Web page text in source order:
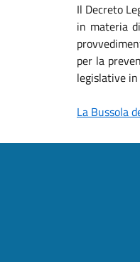
Il Decreto
in materia
per la
legislative
La Bussola